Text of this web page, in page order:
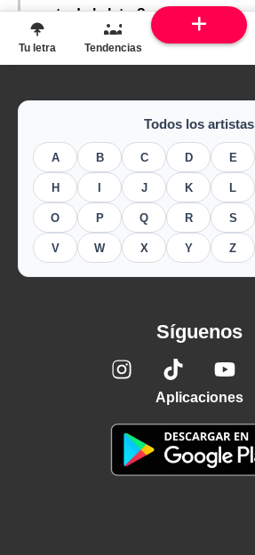
parte de la letra?
Todos los artistas
A B C D E
H J K L
O P Q R S
V W X Y Z
Síguenos
Aplicaciones
Tu letra Tendencias